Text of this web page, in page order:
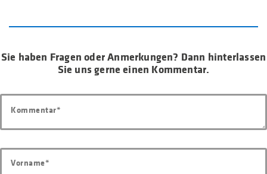
Sie haben Fragen oder Anmerkungen? Dann hinterlassen
Sie uns gerne einen Kommentar.